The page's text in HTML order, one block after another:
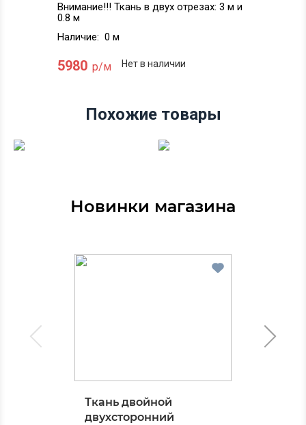
Внимание!!! Ткань в двух отрезах: 3 м и
0.8 м
Наличие: 0 м
5980 р/м Нет в наличии
Похожие товары
Новинки магазина
Ткань двойной
двухсторонний